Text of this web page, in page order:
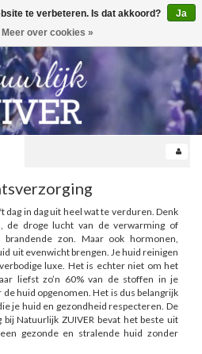
0
dag in dag uit heel wat te verduren. Denk
de droge lucht van de verwarming of
zon. Maar ook hormonen,
uit evenwicht brengen. Je huid reinigen
luxe. Het is echter niet om het
liefst zo’n 60% van de stoffen in je
huid opgenomen. Het is dus belangrijk
je huid en gezondheid respecteren. De
Natuurlijk ZUIVER bevat het beste uit
gezonde en stralende huid zonder
te verbeteren. Is dat akkoord?
Ja
Meer over cookies »